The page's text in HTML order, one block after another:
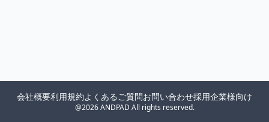
@2026 ANDPAD All rights reserved.
会社概要利用規約よくあるご質問お問い合わせ採用企業様向け